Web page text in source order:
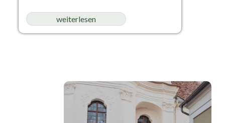
weiterlesen